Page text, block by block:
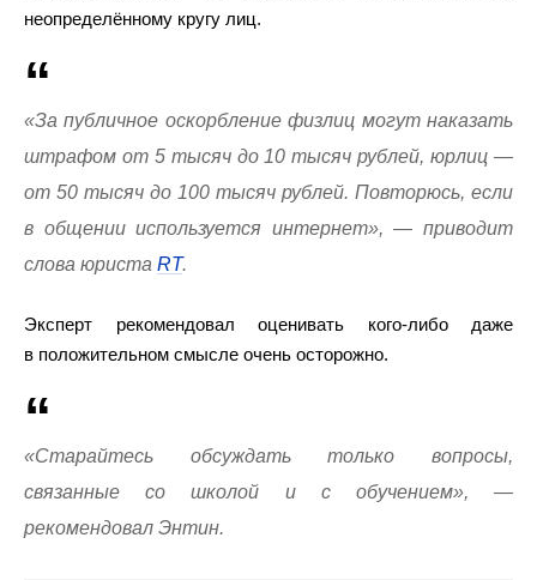
неопределённому кругу лиц.
«За публичное оскорбление физлиц могут наказать
штрафом от 5 тысяч до 10 тысяч рублей, юрлиц —
от 50 тысяч до 100 тысяч рублей. Повторюсь, если
в общении используется интернет», — приводит
слова юриста RT.
Эксперт рекомендовал оценивать кого-либо даже
в положительном смысле очень осторожно.
«Старайтесь обсуждать только вопросы,
связанные со школой и с обучением», —
рекомендовал Энтин.